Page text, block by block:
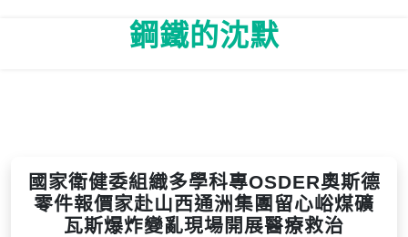
鋼鐵的沈默
國家衛健委組織多學科專OSDER奧斯德
零件報價家赴山西通洲集團留心峪煤礦
瓦斯爆炸變亂現場開展醫療救治